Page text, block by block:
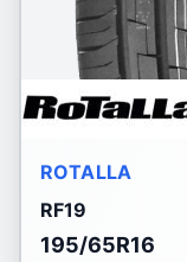
ROTALLA
RF19
195/65R16